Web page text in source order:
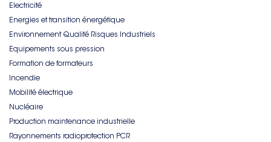
Electricité
Energies et transition énergétique
Environnement Qualité Risques Industriels
Equipements sous pression
Formation de formateurs
Incendie
Mobilité électrique
Nucléaire
Production maintenance industrielle
Rayonnements radioprotection PCR